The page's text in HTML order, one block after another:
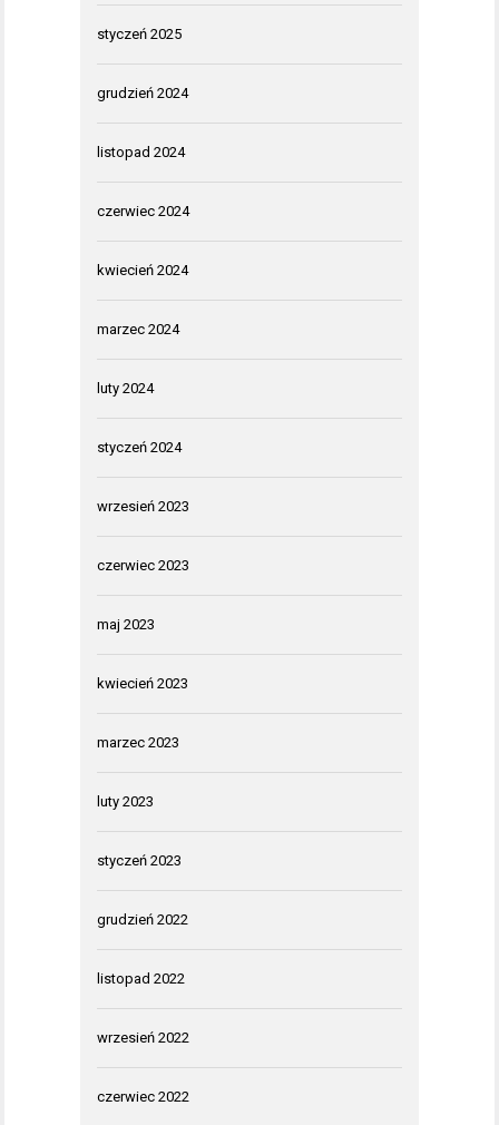
styczeń 2025
grudzień 2024
listopad 2024
czerwiec 2024
kwiecień 2024
marzec 2024
luty 2024
styczeń 2024
wrzesień 2023
czerwiec 2023
maj 2023
kwiecień 2023
marzec 2023
luty 2023
styczeń 2023
grudzień 2022
listopad 2022
wrzesień 2022
czerwiec 2022